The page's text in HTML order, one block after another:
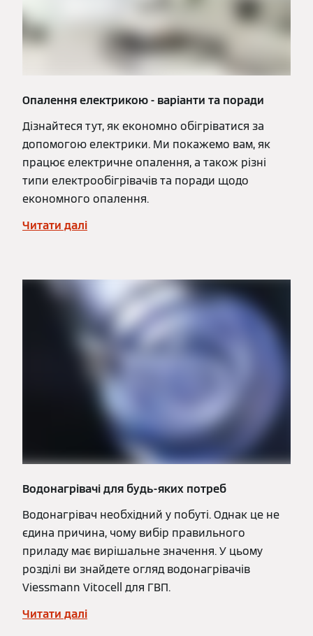
Опалення електрикою - варіанти та поради
Дізнайтеся тут, як економно обігріватися за
допомогою електрики. Ми покажемо вам, як
працює електричне опалення, а також різні
типи електрообігрівачів та поради щодо
економного опалення.
Читати далі
Водонагрівачі для будь-яких потреб
Водонагрівач необхідний у побуті. Однак це не
єдина причина, чому вибір правильного
приладу має вирішальне значення. У цьому
розділі ви знайдете огляд водонагрівачів
Viessmann Vitocell для ГВП.
Читати далі